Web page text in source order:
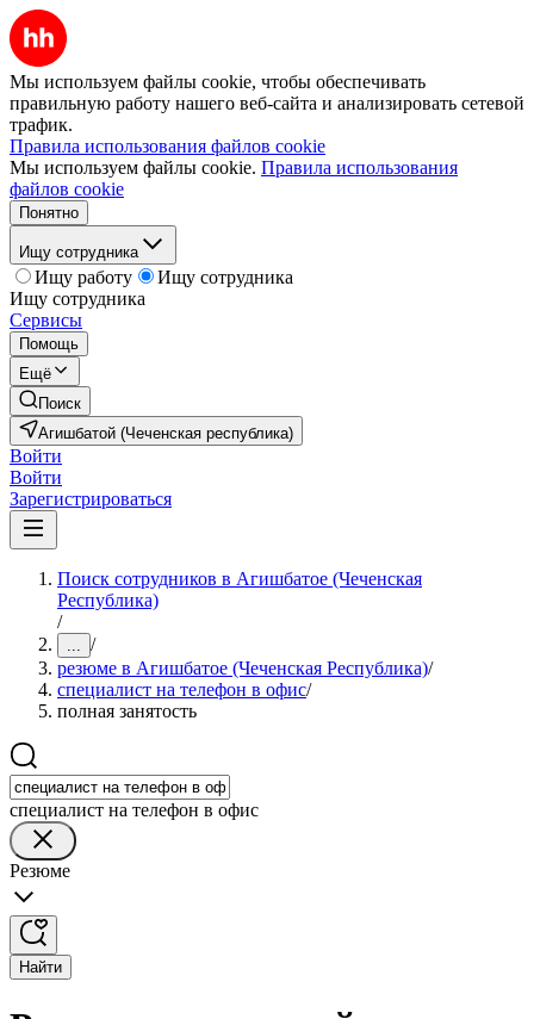
Мы используем файлы cookie, чтобы обеспечивать
правильную работу нашего веб-сайта и анализировать сетевой
трафик.
Правила использования файлов cookie
Мы используем файлы cookie. Правила использования
файлов cookie
Понятно
Ищу сотрудника
Ищу работу
Ищу сотрудника
Ищу сотрудника
Сервисы
Помощь
Ещё
Поиск
Агишбатой (Чеченская республика)
Войти
Войти
Зарегистрироваться
Поиск сотрудников в Агишбатое (Чеченская
Республика)
/
... /
резюме в Агишбатое (Чеченская Республика)/
специалист на телефон в офис/
полная занятость
специалист на телефон в офис
Резюме
Найти